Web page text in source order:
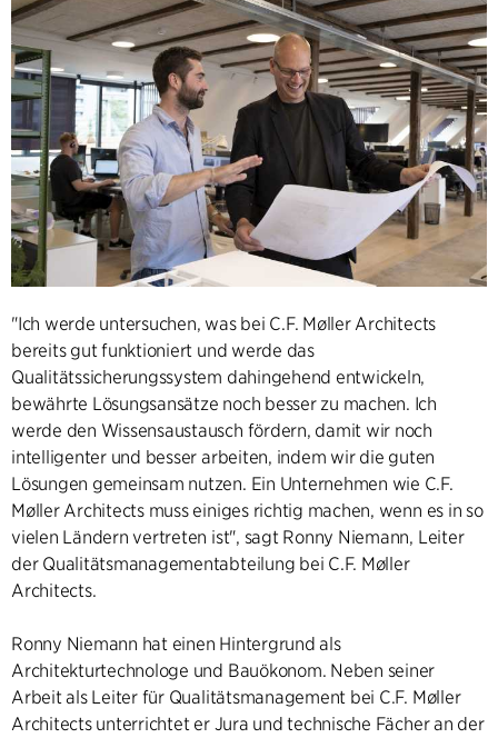
"Ich werde untersuchen, was bei C.F. Møller Architects
bereits gut funktioniert und werde das
Qualitätssicherungssystem dahingehend entwickeln,
bewährte Lösungsansätze noch besser zu machen. Ich
werde den Wissensaustausch fördern, damit wir noch
intelligenter und besser arbeiten, indem wir die guten
Lösungen gemeinsam nutzen. Ein Unternehmen wie C.F.
Møller Architects muss einiges richtig machen, wenn es in so
vielen Ländern vertreten ist", sagt Ronny Niemann, Leiter
der Qualitätsmanagementabteilung bei C.F. Møller
Architects.
Ronny Niemann hat einen Hintergrund als
Architekturtechnologe und Bauökonom. Neben seiner
Arbeit als Leiter für Qualitätsmanagement bei C.F. Møller
Architects unterrichtet er Jura und technische Fächer an der